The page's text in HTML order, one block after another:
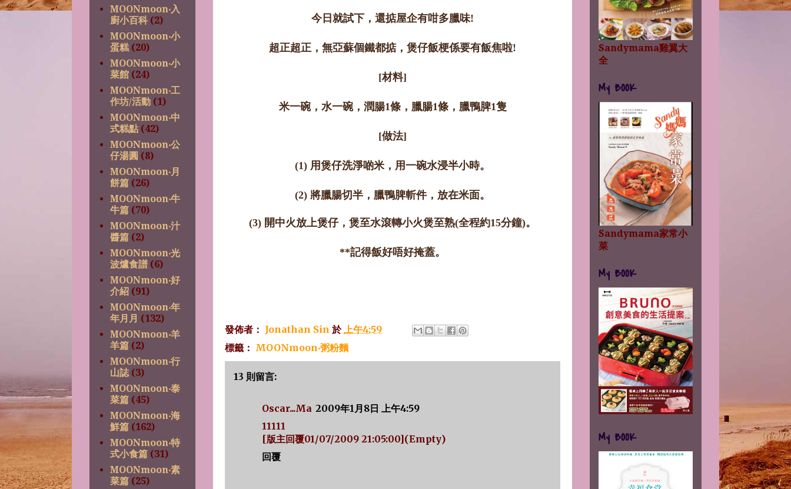
今日就試下，還掂屋企有咁多臘味!
超正超正，無亞蘇個鐵都掂，煲仔飯梗係要有飯焦啦!
[材料]
米一碗，水一碗，潤腸1條，臘腸1條，臘鴨脾1隻
[做法]
(1) 用煲仔洗淨啲米，用一碗水浸半小時。
(2) 將臘腸切半，臘鴨脾斬件，放在米面。
(3) 開中火放上煲仔，煲至水滾轉小火煲至熟(全程約15分鐘)。
**記得飯好唔好掩蓋。
發佈者： Jonathan Sin 於上午4:59
標籤： MOONmoon‧粥粉麵
13 則留言:
Oscar...Ma 2009年1月8日 上午4:59
11111
[版主回覆01/07/2009 21:05:00](Empty)
回覆
MOONmoon‧入
廚小百科 (2)
MOONmoon‧小
蛋糕 (20)
MOONmoon‧小
菜館 (24)
MOONmoon‧工
作坊/活動 (1)
MOONmoon‧中
式糕點 (42)
MOONmoon‧公
仔湯圓 (8)
MOONmoon‧月
餅篇 (26)
MOONmoon‧牛
牛篇 (70)
MOONmoon‧汁
醬篇 (2)
MOONmoon‧光
波爐食譜 (6)
MOONmoon‧好
介紹 (91)
MOONmoon‧年
年月月 (132)
MOONmoon‧羊
羊篇 (2)
MOONmoon‧行
山誌 (3)
MOONmoon‧泰
菜篇 (45)
MOONmoon‧海
鮮篇 (162)
MOONmoon‧特
式小食篇 (31)
MOONmoon‧素
菜篇 (25)
Sandymama雞翼大
全
My BOOK
Sandymama家常小
菜
My BOOK
My BOOK